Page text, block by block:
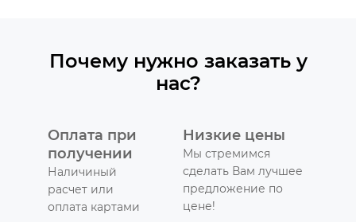
Почему нужно заказать у
нас?
Оплата при
получении
Наличиный
расчет или
оплата картами
Низкие цены
Мы стремимся
сделать Вам лучшее
предложение по
цене!